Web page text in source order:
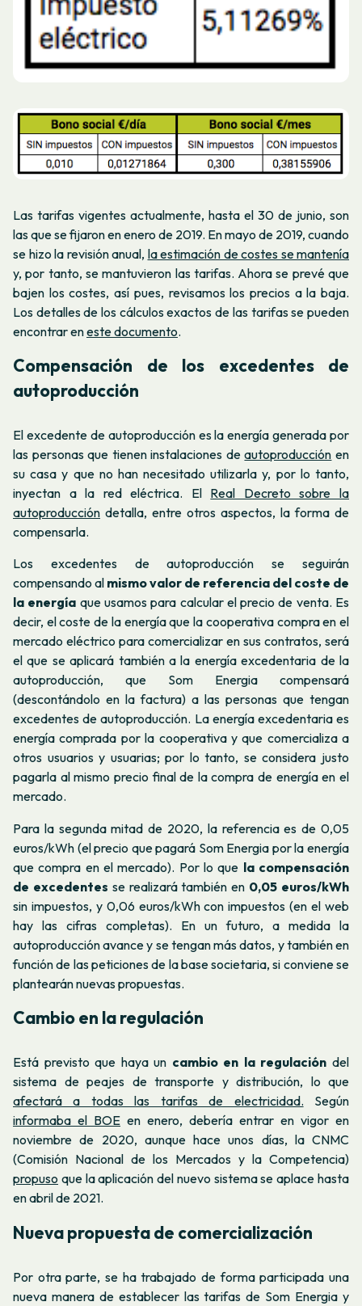
Las tarifas vigentes actualmente, hasta el 30 de junio, son
las que se fijaron en enero de 2019. En mayo de 2019, cuando
se hizo la revisión anual, la estimación de costes se mantenía
y, por tanto, se mantuvieron las tarifas. Ahora se prevé que
bajen los costes, así pues, revisamos los precios a la baja.
Los detalles de los cálculos exactos de las tarifas se pueden
encontrar eneste documento.
Compensación de los excedentes de
autoproducción
El excedente de autoproducción es la energía generada por
las personas que tienen instalaciones deautoproducción en
su casa y que no han necesitado utilizarla y, por lo tanto,
inyectan a la red eléctrica. El Real Decreto sobre la
autoproducción detalla, entre otros aspectos, la forma de
compensarla.
Los excedentes de autoproducción se seguirán
compensando al mismo valor de referencia del coste de
la energía que usamos para calcular el precio de venta. Es
decir, el coste de la energía que la cooperativa compra en el
mercado eléctrico para comercializar en sus contratos, será
el que se aplicará también a la energía excedentaria de la
autoproducción, que Som Energia compensará
(descontándolo en la factura) a las personas que tengan
excedentes de autoproducción. La energía excedentaria es
energía comprada por la cooperativa y que comercializa a
otros usuarios y usuarias; por lo tanto, se considera justo
pagarla al mismo precio final de la compra de energía en el
mercado.
Para la segunda mitad de 2020, la referencia es de 0,05
euros/kWh (el precio que pagará Som Energia por la energía
que compra en el mercado). Por lo que la compensación
de excedentes se realizará también en 0,05 euros/kWh
sin impuestos, y 0,06 euros/kWh con impuestos (en el web
hay las cifras completas). En un futuro, a medida la
autoproducción avance y se tengan más datos, y también en
función de las peticiones de la base societaria, si conviene se
plantearán nuevas propuestas.
Cambio en la regulación
Está previsto que haya un cambio en la regulación del
sistema de peajes de transporte y distribución, lo que
afectará a todas las tarifas de electricidad. Según
informaba el BOE en enero, debería entrar en vigor en
noviembre de 2020, aunque hace unos días, la CNMC
(Comisión Nacional de los Mercados y la Competencia)
propuso que la aplicación del nuevo sistema se aplace hasta
en abril de 2021.
Nueva propuesta de comercialización
Por otra parte, se ha trabajado de forma participada una
nueva manera de establecer las tarifas de Som Energia y